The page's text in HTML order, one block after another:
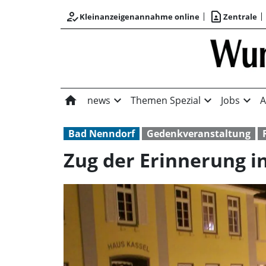
how_to_regKleinanzeigenannahme online contact_page Zentrale
home news expand_more Themen Spezial expand_more Jobs expand_more
Bad Nenndorf Gedenkveranstaltung
Zug der Erinnerung